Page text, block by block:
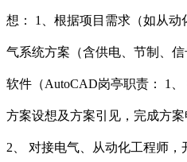
想： 1、根据项目需求（如从
气系统方案（含供电、节制、
软件（AutoCAD岗亭职责： 1、
方案设想及方案引见，完成方
2、 对接电气、从动化工程师